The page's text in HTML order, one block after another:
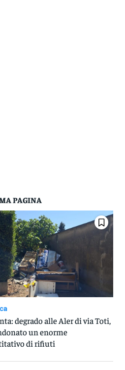
PAGINA
degrado alle Aler di via Toti,
un enorme
di rifiuti